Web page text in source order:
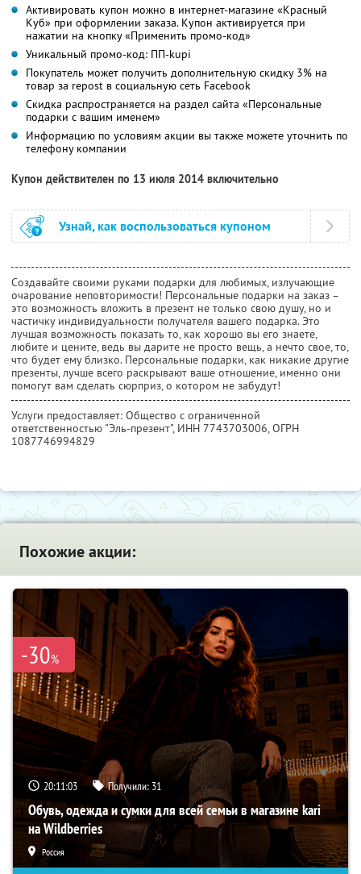
Активировать купон можно в интернет-магазине «Красный
Куб» при оформлении заказа. Купон активируется при
нажатии на кнопку «Применить промо-код»
Уникальный промо-код: ПП-kupi
Покупатель может получить дополнительную скидку 3% на
товар за repost в социальную сеть Facebook
Скидка распространяется на раздел сайта «Персональные
подарки с вашим именем»
Информацию по условиям акции вы также можете уточнить по
телефону компании
Купон действителен по 13 июля 2014 включительно
Узнай, как воспользоваться купоном
Создавайте своими руками подарки для любимых, излучающие
очарование неповторимости! Персональные подарки на заказ –
это возможность вложить в презент не только свою душу, но и
частичку индивидуальности получателя вашего подарка. Это
лучшая возможность показать то, как хорошо вы его знаете,
любите и цените, ведь вы дарите не просто вещь, а нечто свое, то,
что будет ему близко. Персональные подарки, как никакие другие
презенты, лучше всего раскрывают ваше отношение, именно они
помогут вам сделать сюрприз, о котором не забудут!
Услуги предоставляет: Общество с ограниченной
ответственностью "Эль-презент", ИНН 7743703006, ОГРН
1087746994829
Похожие акции:
-30%
20:11:02 Получили: 31
Обувь, одежда и сумки для всей семьи в магазине kari
на Wildberries
Россия